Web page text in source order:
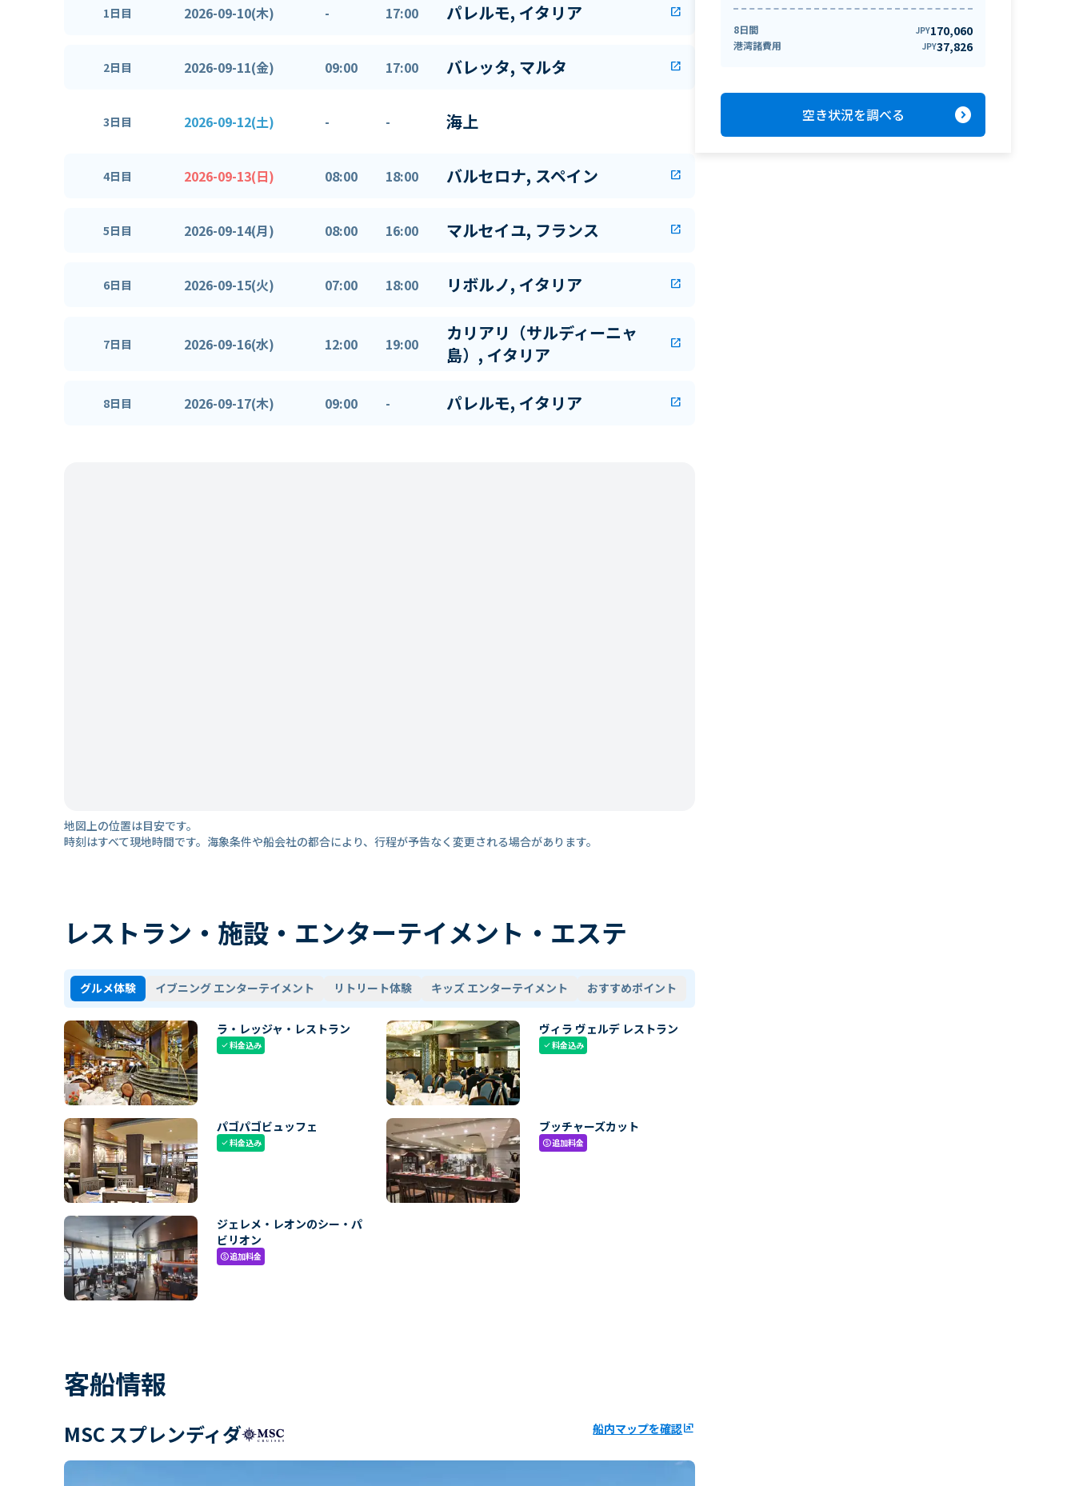
1日目 2026-09-10(木) - 17:00 パレルモ, イタリア open_in_new
2日目 2026-09-11(金) 09:00 17:00 バレッタ, マルタ open_in_new
3日目 2026-09-12(土) - - 海上
4日目 2026-09-13(日) 08:00 18:00 バルセロナ, スペイン open_in_new
5日目 2026-09-14(月) 08:00 16:00 マルセイユ, フランス open_in_new
6日目 2026-09-15(火) 07:00 18:00 リボルノ, イタリア open_in_new
7日目 2026-09-16(水) 12:00 19:00
カリアリ（サルディーニャ
島）, イタリア
open_in_new
8日目 2026-09-17(木) 09:00 - パレルモ, イタリア open_in_new
地図上の位置は目安です。
時刻はすべて現地時間です。海象条件や船会社の都合により、行程が予告なく変更される場合があります。
レストラン・施設・エンターテイメント・エステ
グルメ体験 イブニング エンターテイメント リトリート体験 キッズ エンターテイメント おすすめポイント
ラ・レッジャ・レストラン
check料金込み
ヴィラ ヴェルデ レストラン
check料金込み
パゴパゴビュッフェ
check料金込み
ブッチャーズカット
paid追加料金
ジェレメ・レオンのシー・パ
ビリオン
paid追加料金
客船情報
MSC スプレンディダ 船内マップを確認ungroup
8日間 JPY170,060
港湾諸費用 JPY37,826
空き状況を調べる expand_circle_right